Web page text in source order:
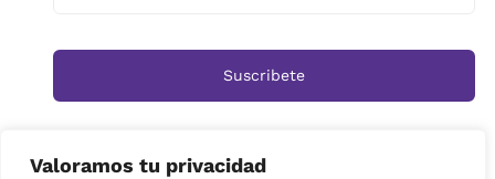
Valoramos tu privacidad
Suscribete